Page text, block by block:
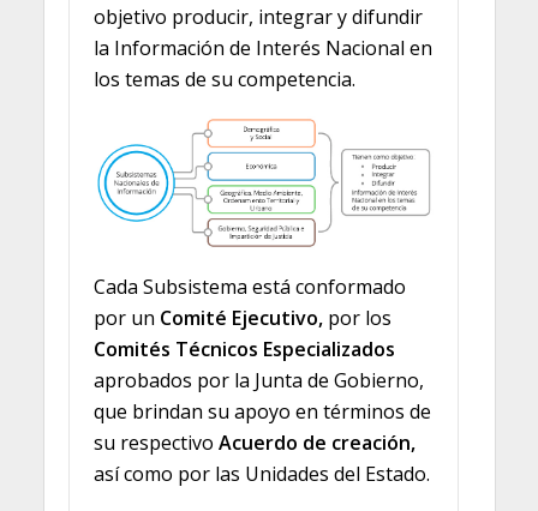
objetivo producir, integrar y difundir
la Información de Interés Nacional en
los temas de su competencia.
Cada Subsistema está conformado
por un Comité Ejecutivo,por los
Comités Técnicos Especializados
aprobados por la Junta de Gobierno,
que brindan su apoyo en términos de
su respectivo Acuerdo de creación,
así como por las Unidades del Estado.